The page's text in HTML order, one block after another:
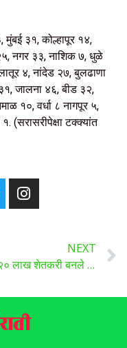
मुंबई ३१, कोल्हापूर १४,
नगर ३३, नाशिक ७, धुळे
४, नांदेड २७, बुलढाणा
जालना ४६, बीड ३२,
१०, वर्धा ८ नागपूर ५,
(सरासरीपेक्षा टक्क्यांत
NEXT
नवीन २० लाख शेतकरी बनले , किसान क्रेडिट कार्ड धारक पहा सविस्तर …